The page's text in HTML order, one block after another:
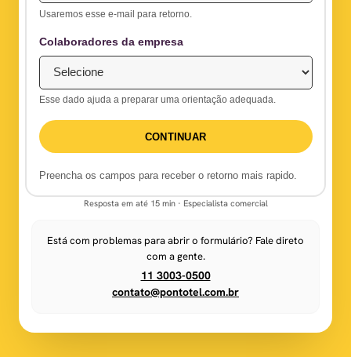
Usaremos esse e-mail para retorno.
Colaboradores da empresa
Esse dado ajuda a preparar uma orientação adequada.
CONTINUAR
Preencha os campos para receber o retorno mais rapido.
Resposta em até 15 min · Especialista comercial
Está com problemas para abrir o formulário? Fale direto
com a gente.
11 3003-0500
contato@pontotel.com.br